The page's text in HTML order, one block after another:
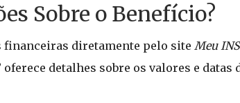
Sobre o Benefício?
financeiras diretamente pelo site Meu
detalhes sobre os valores e datas